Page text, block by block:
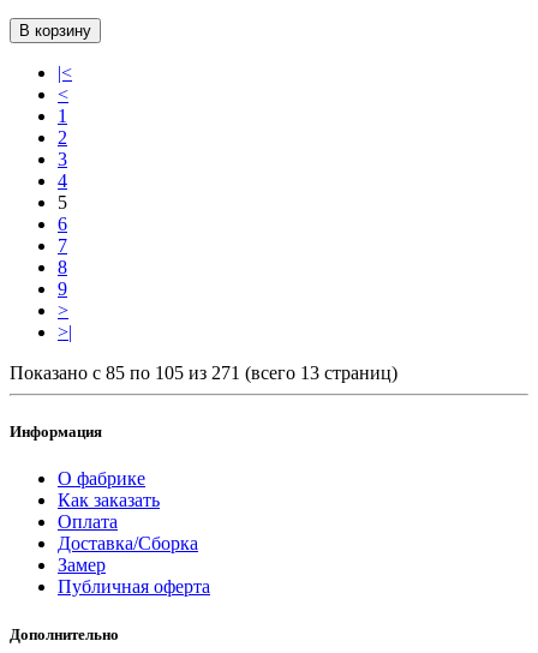
В корзину
|<
<
1
2
3
4
5
6
7
8
9
>
>|
Показано с 85 по 105 из 271 (всего 13 страниц)
Информация
О фабрике
Как заказать
Оплата
Доставка/Сборка
Замер
Публичная оферта
Дополнительно